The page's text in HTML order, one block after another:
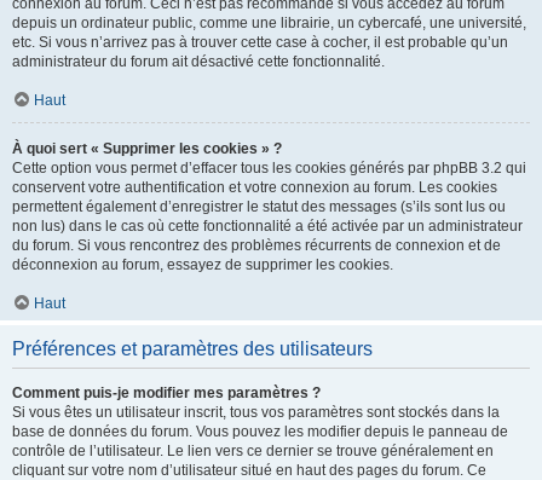
connexion au forum. Ceci n’est pas recommandé si vous accédez au forum
depuis un ordinateur public, comme une librairie, un cybercafé, une université,
etc. Si vous n’arrivez pas à trouver cette case à cocher, il est probable qu’un
administrateur du forum ait désactivé cette fonctionnalité.
Haut
À quoi sert « Supprimer les cookies » ?
Cette option vous permet d’effacer tous les cookies générés par phpBB 3.2 qui
conservent votre authentification et votre connexion au forum. Les cookies
permettent également d’enregistrer le statut des messages (s’ils sont lus ou
non lus) dans le cas où cette fonctionnalité a été activée par un administrateur
du forum. Si vous rencontrez des problèmes récurrents de connexion et de
déconnexion au forum, essayez de supprimer les cookies.
Haut
Préférences et paramètres des utilisateurs
Comment puis-je modifier mes paramètres ?
Si vous êtes un utilisateur inscrit, tous vos paramètres sont stockés dans la
base de données du forum. Vous pouvez les modifier depuis le panneau de
contrôle de l’utilisateur. Le lien vers ce dernier se trouve généralement en
cliquant sur votre nom d’utilisateur situé en haut des pages du forum. Ce